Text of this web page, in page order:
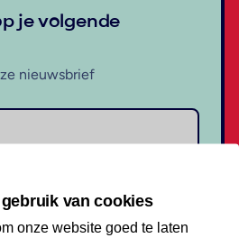
je volgende
nieuwsbrief
van cookies
onze website goed te laten